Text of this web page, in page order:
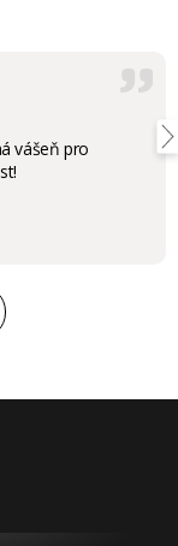
vášeň pro